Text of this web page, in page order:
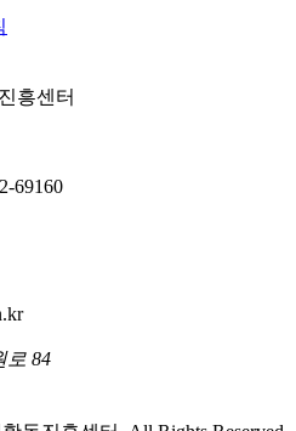
흥센터
69160
로 84